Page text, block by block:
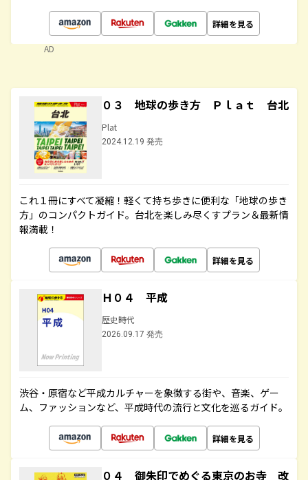
詳細を見る
AD
０３ 地球の歩き方 Ｐｌａｔ 台北
Plat
2024.12.19 発売
これ１冊にすべて凝縮！軽くて持ち歩きに便利な「地球の歩き
方」のコンパクトガイド。台北を楽しみ尽くすプラン＆最新情
報満載！
詳細を見る
Ｈ０４ 平成
歴史時代
2026.09.17 発売
渋谷・原宿など平成カルチャーを象徴する街や、音楽、ゲー
ム、ファッションなど、平成時代の流行と文化を巡るガイド。
詳細を見る
０４ 御朱印でめぐる東京のお寺 改